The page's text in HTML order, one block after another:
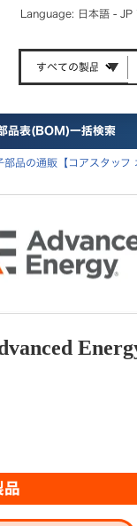
Language: 日本語 -
品表(BOM)一括検索
部品の通販【コアスタッフ
品